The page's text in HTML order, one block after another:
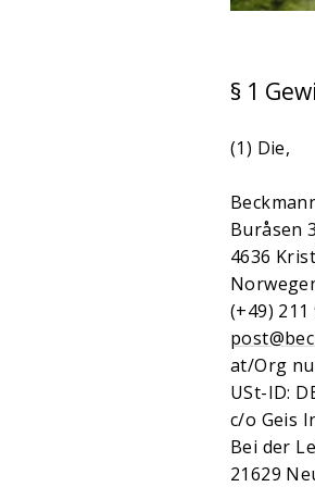
§ 1
(1) Die,
Buråsen
4636
(+49) 211
at/Org
USt-ID:
c/o Geis
Bei der
21629